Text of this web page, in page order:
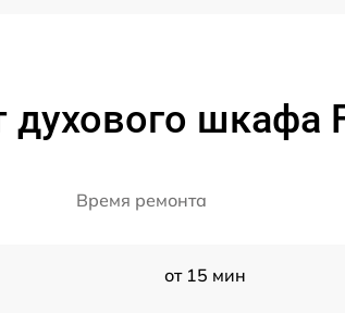
шкафа
Время ремонта
от 15 мин